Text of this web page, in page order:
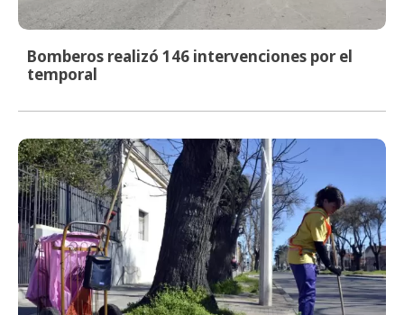
Bomberos realizó 146 intervenciones por el
temporal